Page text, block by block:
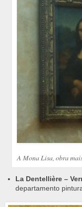
A Mona Lisa, obra
La Dentellière –
departamento